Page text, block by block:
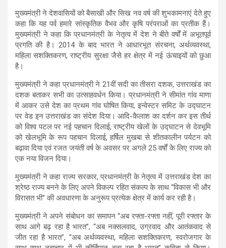
मुख्यमंत्री ने देशवासियों को बैसाखी और सिख नव वर्ष की शुभकामनाएं देते हुए
कहा कि यह पर्व हमारे सांस्कृतिक वैभव और कृषि परंपराओं का प्रतीक हैं।
मुख्यमंत्री ने कहा कि प्रधानमंत्री के नेतृत्व में देश ने बीते वर्षों में अभूतपूर्व
प्रगति की है। 2014 के बाद भारत ने आधारभूत संरचना, अर्थव्यवस्था,
महिला सशक्तिकरण, राष्ट्रीय सुरक्षा जैसे हर क्षेत्र में नई ऊंचाइयों को छुआ
है।
मुख्यमंत्री ने कहा प्रधानमंत्री ने 21वीं सदी का तीसरा दशक, उत्तराखंड का
दशक बताकर सभी का उत्साहवर्धन किया। प्रधानमंत्री ने सीमांत गांव माणा
में आकर उसे देश का प्रथम गांव घोषित किया, इन्वेस्टर समिट के उद्घाटन
पर वेड इन उत्तराखंड का संदेश दिया। आदि-कैलाश का दर्शन कर इस तीर्थ
को विश्व पटल पर नई पहचान दिलाई, राष्ट्रीय खेलों के उद्घाटन से देवभूमि
को खेलभूमि के रूप पहचान दिलाई, हर्षिल मुखबा से शीतकालीन पर्यटन को
बढ़ावा दिया एवं रजत जयंती वर्ष के अवसर पर अगले 25 वर्षों के लिए राज्य को
एक नया विजन दिया।
मुख्यमंत्री ने कहा राज्य सरकार, प्रधानमंत्री के नेतृत्व में उत्तराखंड देश का
श्रेष्ठ राज्य बनने के लिए अपने विकल्प रहित संकल्प के साथ “विकास भी और
विरासत भी’’ की अवधारणा के अनुरूप प्रत्येक क्षेत्र में कार्य कर रही है।
मुख्यमंत्री ने अपने संबोधन का समापन “अब रफ्ता-रफ्ता नहीं, पूरी रफ्तार के
साथ आगे बढ़ रहा है भारत”, “अब नक्सलवाद, उग्रवाद और आतंकवाद से
जीत रहा है भारत”, “अब अर्थव्यवस्था, महिला सशक्तिकरण, स्वरोजगार के